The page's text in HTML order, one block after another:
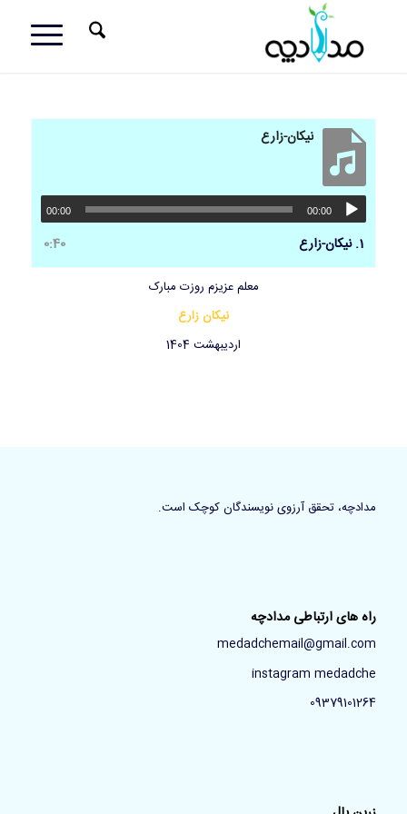
نیکان-زارع
00:00
00:00
1. نیکان-زارع 0:40
معلم عزیزم روزت مبارک
نیکان زارع
اردیبهشت 1404
مدادچه، تحقق آرزوی نویسندگان کوچک است.
راه های ارتباطی مدادچه
medadchemail@gmail.com
instagram medadche
09379101264